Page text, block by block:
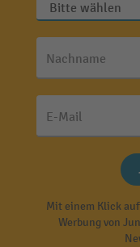
Nachname
E-Mail
Mit einem Klick
Werbung von